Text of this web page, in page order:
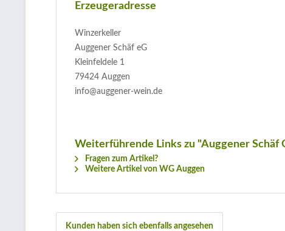
Erzeugeradresse
Winzerkeller
Auggener Schäf eG
Kleinfeldele 1
79424 Auggen
info@auggener-wein.de
Weiterführende Links zu "Auggener
Fragen zum Artikel?
Weitere Artikel von WG Auggen
Kunden haben sich ebenfalls angesehen